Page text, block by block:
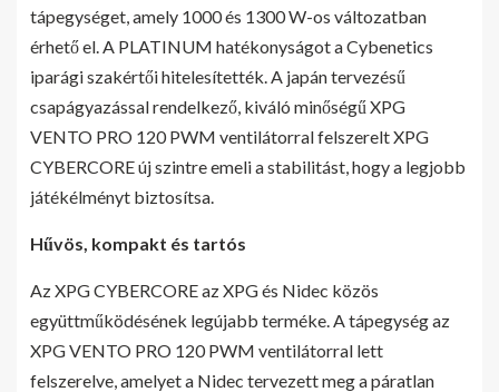
tápegységet, amely 1000 és 1300 W-os változatban
érhető el. A PLATINUM hatékonyságot a Cybenetics
iparági szakértői hitelesítették. A japán tervezésű
csapágyazással rendelkező, kiváló minőségű XPG
VENTO PRO 120 PWM ventilátorral felszerelt XPG
CYBERCORE új szintre emeli a stabilitást, hogy a legjobb
játékélményt biztosítsa.
Hűvös, kompakt és tartós
Az XPG CYBERCORE az XPG és Nidec közös
együttműködésének legújabb terméke. A tápegység az
XPG VENTO PRO 120 PWM ventilátorral lett
felszerelve, amelyet a Nidec tervezett meg a páratlan